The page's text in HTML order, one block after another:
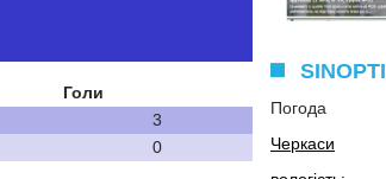
Голи
3
0
Погода
Черкаси